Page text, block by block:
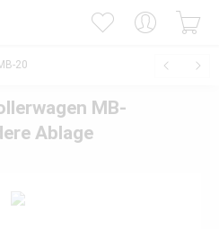
20
MB-
Ablage